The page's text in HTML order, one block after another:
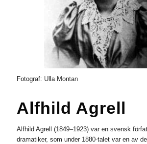
Fotograf: Ulla Montan
Alfhild Agrell
Alfhild Agrell (1849–1923) var en svensk
dramatiker, som under 1880-talet var en av